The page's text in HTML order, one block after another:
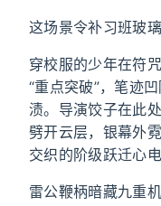
这场景令补习班玻
穿校服的少年在符
“重点突破”，笔迹
渍。导演饺子在此
劈开云层，银幕外
交织的阶级跃迁心电
雷公鞭柄暗藏九重